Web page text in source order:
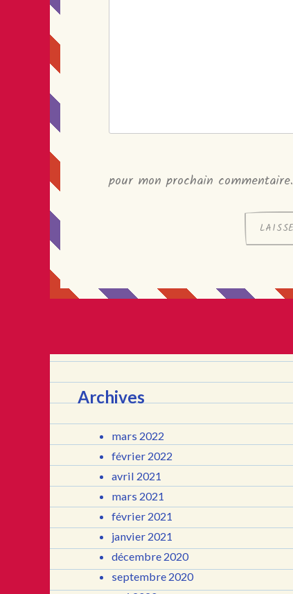
pour mon prochain commentaire.
Archives
mars 2022
février 2022
avril 2021
mars 2021
février 2021
janvier 2021
décembre 2020
septembre 2020